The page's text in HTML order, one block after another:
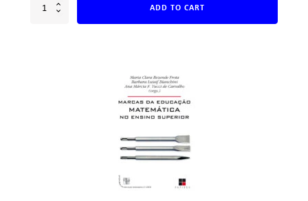
ADD TO CART